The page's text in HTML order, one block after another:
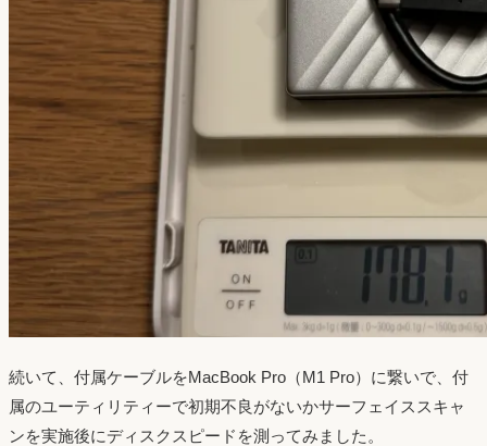
続いて、付属ケーブルをMacBook Pro（M1 Pro）に繋いで、付
属のユーティリティーで初期不良がないかサーフェイススキャ
ンを実施後にディスクスピードを測ってみました。